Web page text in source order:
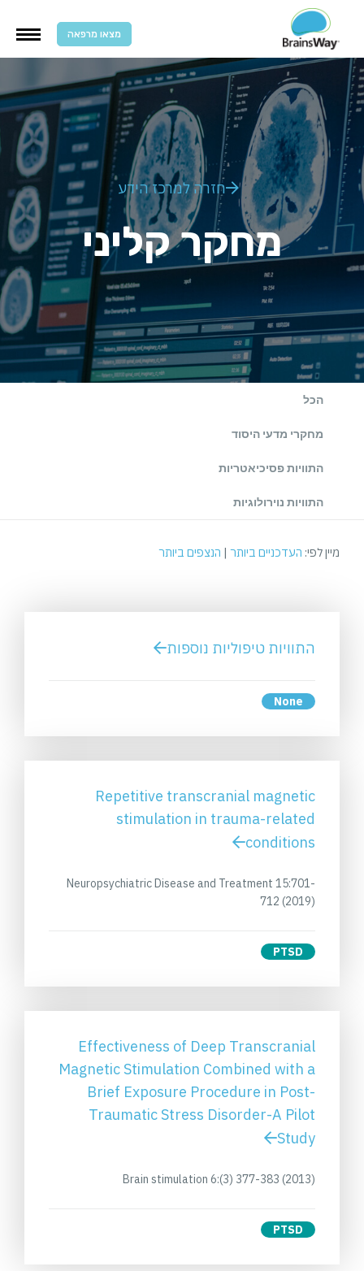
מצאו מרפאה
חזרה למרכז הידע
מחקר קליני
הכל
מחקרי מדעי היסוד
התוויות פסיכיאטריות
התוויות נוירולוגיות
מיין לפי: העדכניים ביותר | הנצפים ביותר
התוויות טיפוליות נוספות
None
Repetitive transcranial magnetic
stimulation in trauma-related
conditions
Neuropsychiatric Disease and Treatment 15:701-
712 (2019)
PTSD
Effectiveness of Deep Transcranial
Magnetic Stimulation Combined with a
Brief Exposure Procedure in Post-
Traumatic Stress Disorder-A Pilot
Study
Brain stimulation 6:(3) 377-383 (2013)
PTSD